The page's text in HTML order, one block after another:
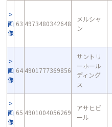
画
像
63 4973480342648
メルシャ
ン
画
像
64 4901777369856
サントリ
ーホール
ディング
ス
画
像
65 4901004056269
アサヒビ
ール